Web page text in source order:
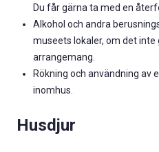
Du får gärna ta med en
Alkohol och andra
museets lokaler, om det
arrangemang.
Rökning och användning av
inomhus.
Husdjur